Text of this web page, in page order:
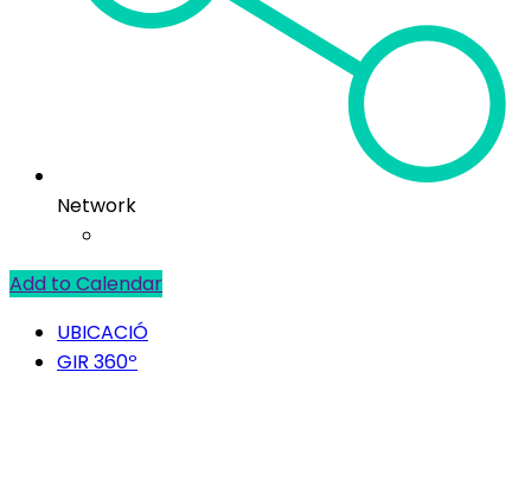
Network
Add to Calendar
UBICACIÓ
GIR 360º